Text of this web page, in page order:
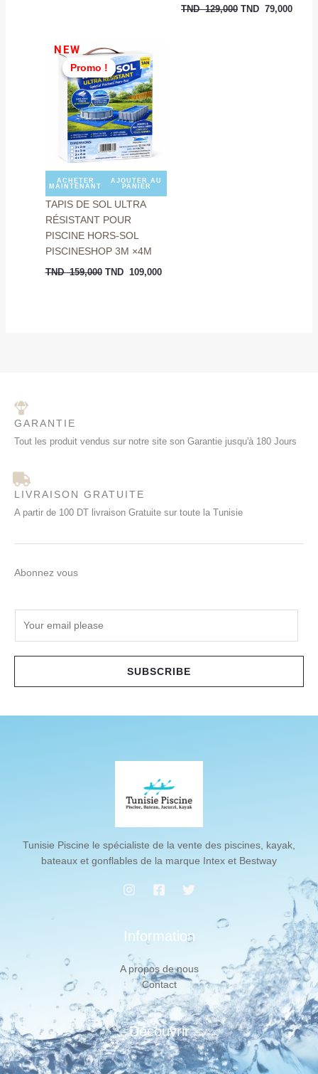
TND129,000 TND 79,000
Promo !
NEW
Promo !
ACHETER
MAINTENANT
AJOUTER AU
PANIER
TAPIS DE SOL ULTRA
RÉSISTANT POUR
PISCINE HORS-SOL
PISCINESHOP 3M ×4M
TND159,000
Le
prix
initial
était :
TND
159,000.
TND 109,000
GARANTIE
Tout les produit vendus sur notre site son Garantie jusqu'à 180 Jours
LIVRAISON GRATUITE
A partir de 100 DT livraison Gratuite sur toute la Tunisie
Abonnez vous
SUBSCRIBE
Tunisie Piscine le spécialiste de la vente des piscines, kayak,
bateaux et gonflables de la marque Intex et Bestway
Information
A propos de nous
Contact
Découvrir